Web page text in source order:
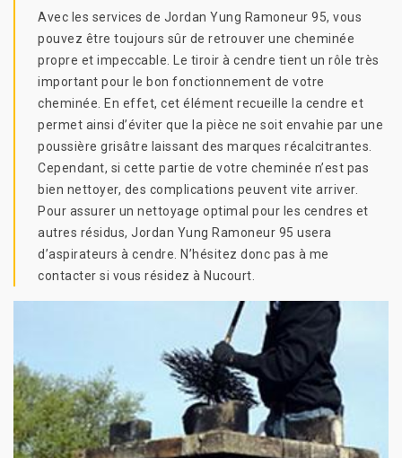
Avec les services de Jordan Yung Ramoneur 95, vous
pouvez être toujours sûr de retrouver une cheminée
propre et impeccable. Le tiroir à cendre tient un rôle très
important pour le bon fonctionnement de votre
cheminée. En effet, cet élément recueille la cendre et
permet ainsi d’éviter que la pièce ne soit envahie par une
poussière grisâtre laissant des marques récalcitrantes.
Cependant, si cette partie de votre cheminée n’est pas
bien nettoyer, des complications peuvent vite arriver.
Pour assurer un nettoyage optimal pour les cendres et
autres résidus, Jordan Yung Ramoneur 95 usera
d’aspirateurs à cendre. N’hésitez donc pas à me
contacter si vous résidez à Nucourt.